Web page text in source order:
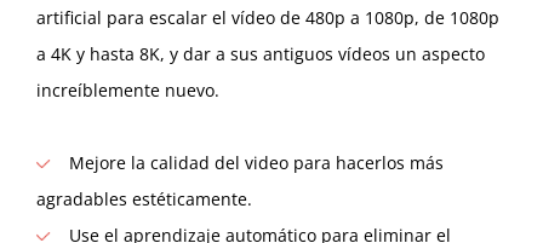
artificial para escalar el vídeo de 480p a 1080p, de 1080p
a 4K y hasta 8K, y dar a sus antiguos vídeos un aspecto
increíblemente nuevo.
Mejore la calidad del video para hacerlos más
agradables estéticamente.
Use el aprendizaje automático para eliminar el